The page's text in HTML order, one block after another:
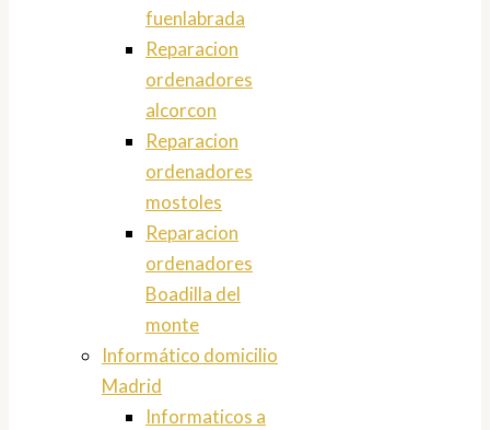
fuenlabrada
Reparacion
ordenadores
alcorcon
Reparacion
ordenadores
mostoles
Reparacion
ordenadores
Boadilla del
monte
Informático domicilio
Madrid
Informaticos a